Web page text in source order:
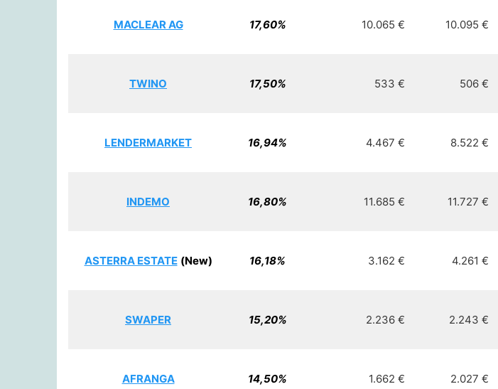
MACLEAR AG 17,60% 10.065 € 10.095 €
TWINO 17,50% 533 € 506 €
LENDERMARKET 16,94% 4.467 € 8.522 €
INDEMO 16,80% 11.685 € 11.727 €
ASTERRA ESTATE (New) 16,18% 3.162 € 4.261 €
SWAPER 15,20% 2.236 € 2.243 €
AFRANGA 14,50% 1.662 € 2.027 €